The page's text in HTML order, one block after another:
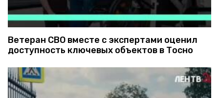
Ветеран СВО вместе с экспертами оценил
доступность ключевых объектов в Тосно